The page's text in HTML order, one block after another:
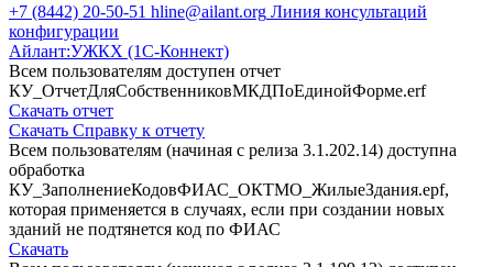
+7 (8442) 20-50-51 hline@ailant.org Линия консультаций
конфигурации
Айлант:УЖКХ (1С-Коннект)
Всем пользователям доступен отчет
КУ_ОтчетДляСобственниковМКДПоЕдинойФорме.erf
Скачать отчет
Скачать Справку к отчету
Всем пользователям (начиная с релиза 3.1.202.14) доступна
обработка
КУ_ЗаполнениеКодовФИАС_ОКТМО_ЖилыеЗдания.epf,
которая применяется в случаях, если при создании новых
зданий не подтянется код по ФИАС
Скачать